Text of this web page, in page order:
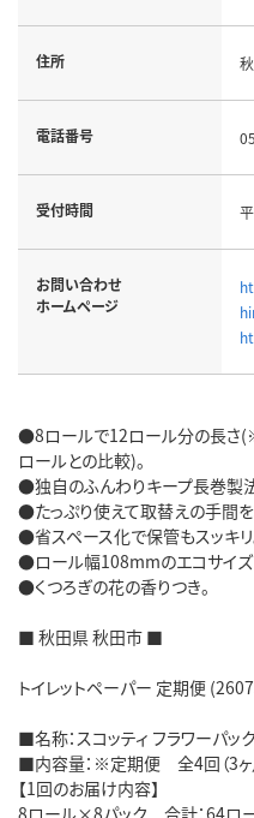
住所
電話番号
受付時間
お問い合わせ
ホームページ
●8ロールで12ロール分の長さ
ロールとの比較)。
●独自のふんわりキープ長巻製
●たっぷり使えて取替えの手間を
●省スペース化で保管もスッキリ
●ロール幅108mmのエコサイズ
●くつろぎの花の香りつき。
■ 秋田県 秋田市 ■
トイレットペーパー 定期便
■名称：スコッティ フラワーパッ
■内容量：※定期便 全4回（3ヶ
【1回のお届け内容】
8ロール×8パック 合計：64ロ